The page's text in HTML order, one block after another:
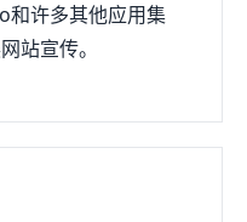
许多其他应用集
站宣传。